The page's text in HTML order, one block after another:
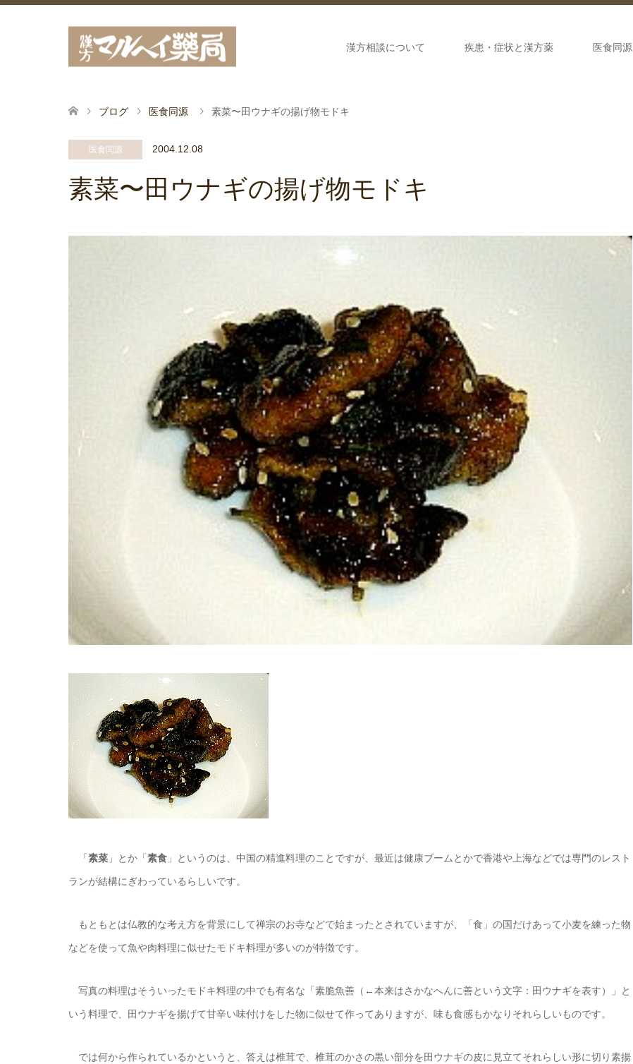
漢方相談について 疾患・症状と漢方薬 医食同源
ブログ 医食同源 素菜〜田ウナギの揚げ物モドキ
医食同源 2004.12.08
素菜〜田ウナギの揚げ物モドキ
「 素菜 」とか「 素食 」というのは、中国の精進料理のことですが、最近は健康ブームとかで香港や上海などでは専門のレスト
ランが結構にぎわっているらしいです。
もともとは仏教的な考え方を背景にして禅宗のお寺などで始まったとされていますが、「食」の国だけあって小麦を練った物
などを使って魚や肉料理に似せたモドキ料理が多いのが特徴です。
写真の料理はそういったモドキ料理の中でも有名な「素脆魚善（←本来はさかなへんに善という文字：田ウナギを表す）」と
いう料理で、田ウナギを揚げて甘辛い味付けをした物に似せて作ってありますが、味も食感もかなりそれらしいものです。
では何から作られているかというと、答えは椎茸で、椎茸のかさの黒い部分を田ウナギの皮に見立てそれらしい形に切り素揚